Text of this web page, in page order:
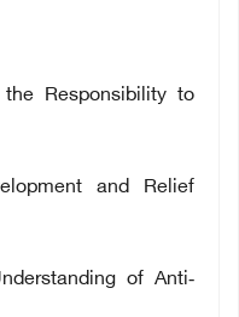
Responsibility to
and Relief
of Anti‐